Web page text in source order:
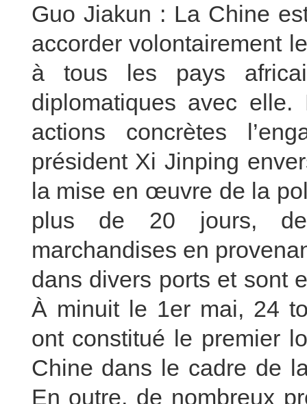
Guo Jiakun : La Chine
accorder volontairement
à tous les pays
diplomatiques avec
actions concrètes
président Xi Jinping
la mise en œuvre de la
plus de 20 jours, de
marchandises en
dans divers ports et sont
À minuit le 1er mai, 24
ont constitué le premier
Chine dans le cadre de
En outre, de nombreux